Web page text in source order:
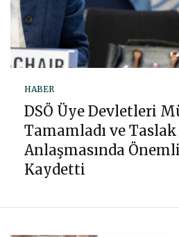
HABER
DSÖ Üye Devletleri
Tamamladı ve
Anlaşmasında
Kaydetti